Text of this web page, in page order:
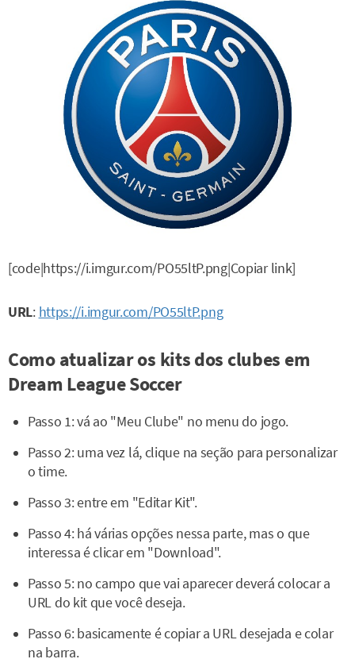
[code|https://i.imgur.com/PO55ltP.png|Copiar link]
URL: https://i.imgur.com/PO55ltP.png
Como atualizar os kits dos clubes em
Dream League Soccer
Passo 1: vá ao "Meu Clube" no menu do jogo.
Passo 2: uma vez lá, clique na seção para personalizar
o time.
Passo 3: entre em "Editar Kit".
Passo 4: há várias opções nessa parte, mas o que
interessa é clicar em "Download".
Passo 5: no campo que vai aparecer deverá colocar a
URL do kit que você deseja.
Passo 6: basicamente é copiar a URL desejada e colar
na barra.